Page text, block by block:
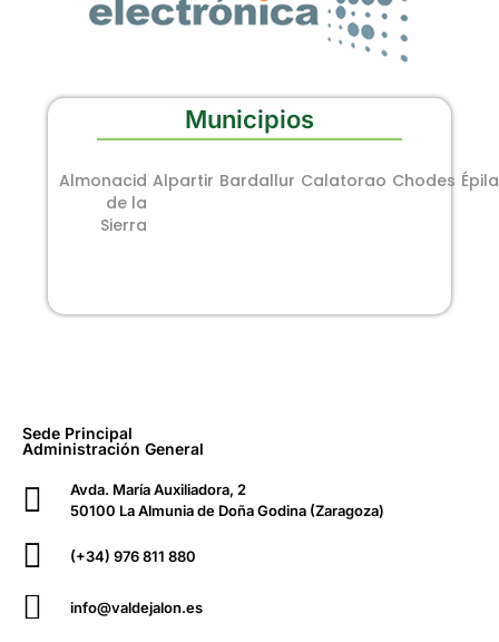
Municipios
Almonacid
de la
Sierra
Alpartir Bardallur Calatorao Chodes Épila
Sede Principal
Administración General
Avda. María Auxiliadora, 2
50100 La Almunia de Doña Godina (Zaragoza)
(+34) 976 811 880
info@valdejalon.es